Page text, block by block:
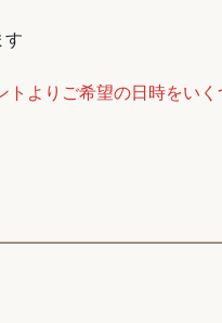
す
よりご希望の日時をい